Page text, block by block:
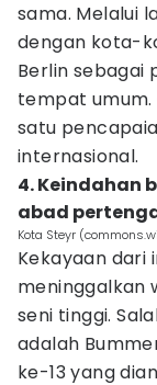
sama. Melalui
dengan kota-
Berlin sebagai
tempat umum.
satu
internasional.
4. Keindahan
abad
Kota Steyr
Kekayaan dari
meninggalkan
seni tinggi.
adalah
ke-13 yang